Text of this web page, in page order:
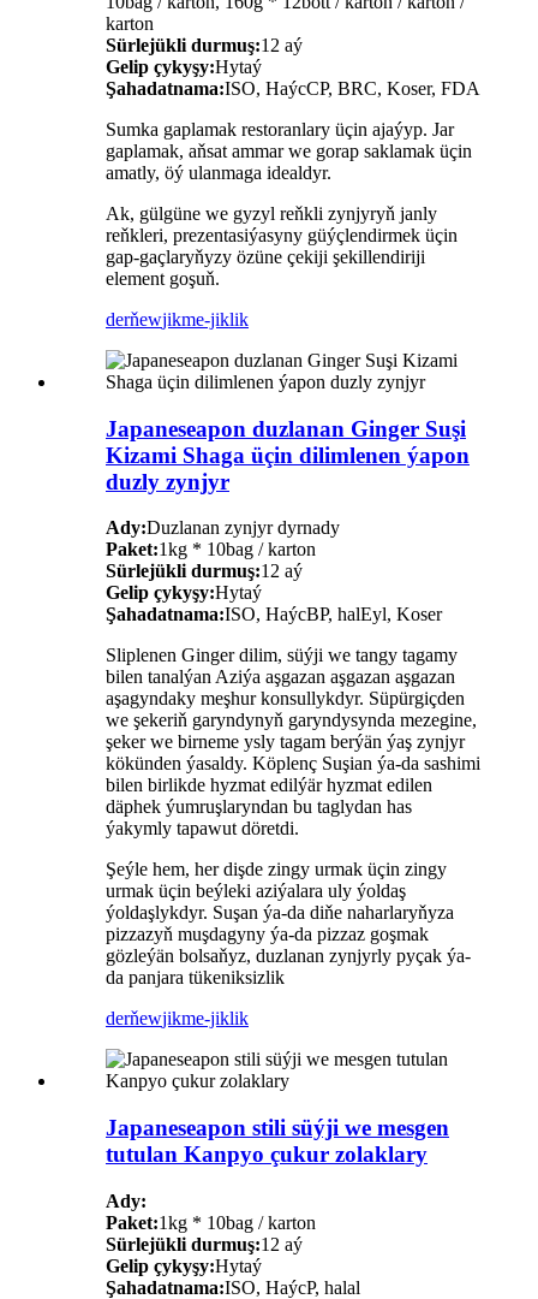
karton
Sürlejükli durmuş:12 aý
Gelip çykyşy:Hytaý
Şahadatnama:ISO, HaýcCP, BRC, Koser, FDA
Sumka gaplamak restoranlary üçin ajaýyp. Jar
gaplamak, aňsat ammar we gorap saklamak üçin
amatly, öý ulanmaga idealdyr.
Ak, gülgüne we gyzyl reňkli zynjyryň janly
reňkleri, prezentasiýasyny güýçlendirmek üçin
gap-gaçlaryňyzy özüne çekiji şekillendiriji
element goşuň.
derňewjikme-jiklik
Japaneseapon duzlanan Ginger Suşi
Kizami Shaga üçin dilimlenen ýapon
duzly zynjyr
Ady:Duzlanan zynjyr dyrnady
Paket:1kg * 10bag / karton
Sürlejükli durmuş:12 aý
Gelip çykyşy:Hytaý
Şahadatnama:ISO, HaýcBP, halEyl, Koser
Sliplenen Ginger dilim, süýji we tangy tagamy
bilen tanalýan Aziýa aşgazan aşgazan aşgazan
aşagyndaky meşhur konsullykdyr. Süpürgiçden
we şekeriň garyndynyň garyndysynda mezegine,
şeker we birneme ysly tagam berýän ýaş zynjyr
kökünden ýasaldy. Köplenç Suşian ýa-da sashimi
bilen birlikde hyzmat edilýär hyzmat edilen
däphek ýumruşlaryndan bu taglydan has
ýakymly tapawut döretdi.
Şeýle hem, her dişde zingy urmak üçin zingy
urmak üçin beýleki aziýalara uly ýoldaş
ýoldaşlykdyr. Suşan ýa-da diňe naharlaryňyza
pizzazyň muşdagyny ýa-da pizzaz goşmak
gözleýän bolsaňyz, duzlanan zynjyrly pyçak ýa-
da panjara tükeniksizlik
derňewjikme-jiklik
Japaneseapon stili süýji we mesgen
tutulan Kanpyo çukur zolaklary
Ady:
Paket:1kg * 10bag / karton
Sürlejükli durmuş:12 aý
Gelip çykyşy:Hytaý
Şahadatnama:ISO, HaýcP, halal